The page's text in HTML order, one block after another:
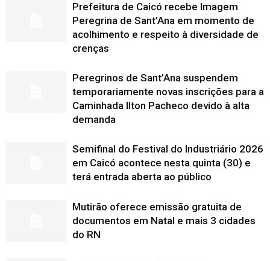
Prefeitura de Caicó recebe Imagem
Peregrina de Sant’Ana em momento de
acolhimento e respeito à diversidade de
crenças
Peregrinos de Sant’Ana suspendem
temporariamente novas inscrições para a
Caminhada Ilton Pacheco devido à alta
demanda
Semifinal do Festival do Industriário 2026
em Caicó acontece nesta quinta (30) e
terá entrada aberta ao público
Mutirão oferece emissão gratuita de
documentos em Natal e mais 3 cidades
do RN